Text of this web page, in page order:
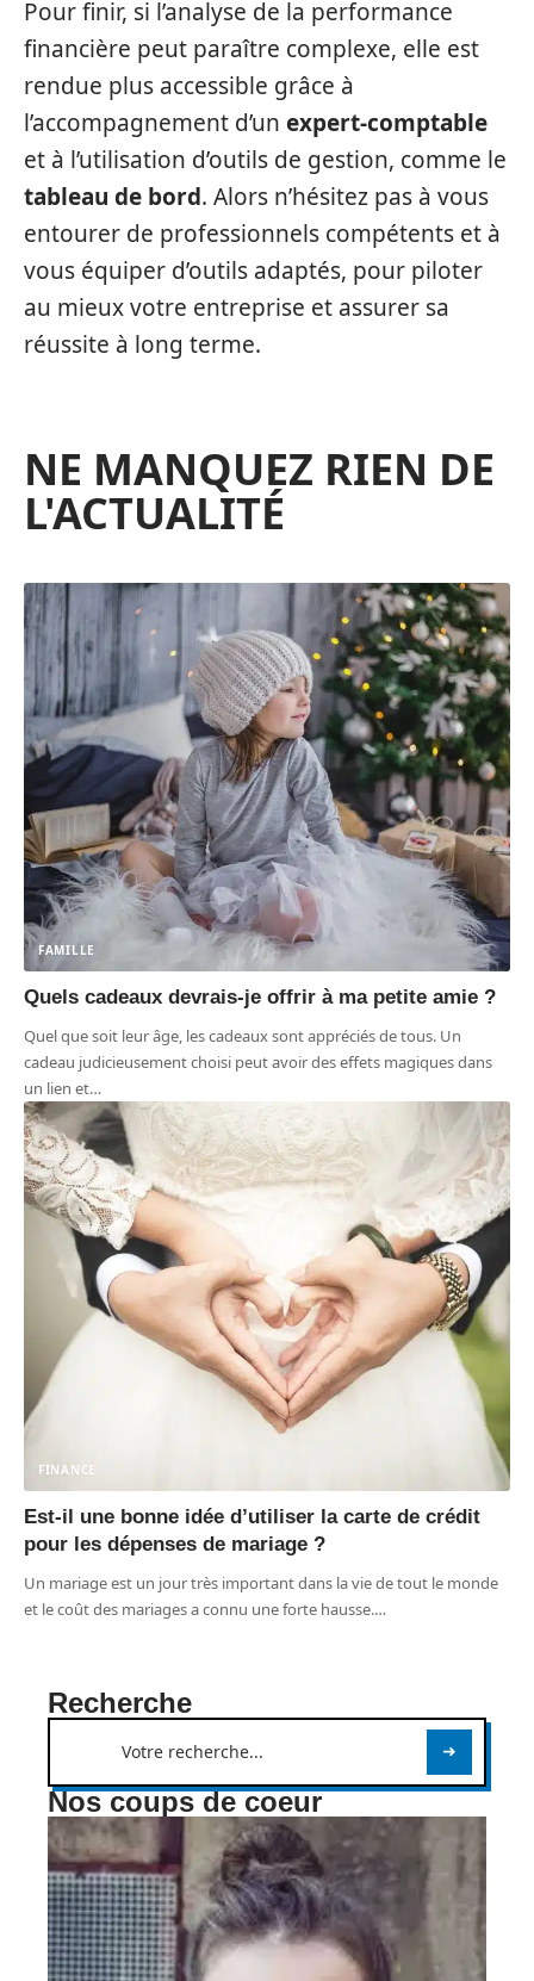
Pour finir, si l’analyse de la performance
financière peut paraître complexe, elle est
rendue plus accessible grâce à
l’accompagnement d’un expert-comptable
et à l’utilisation d’outils de gestion, comme le
tableau de bord. Alors n’hésitez pas à vous
entourer de professionnels compétents et à
vous équiper d’outils adaptés, pour piloter
au mieux votre entreprise et assurer sa
réussite à long terme.
NE MANQUEZ RIEN DE
L'ACTUALITÉ
FAMILLE
Quels cadeaux devrais-je offrir à ma petite amie ?
Quel que soit leur âge, les cadeaux sont appréciés de tous. Un
cadeau judicieusement choisi peut avoir des effets magiques dans
un lien et…
FINANCE
Est-il une bonne idée d’utiliser la carte de crédit
pour les dépenses de mariage ?
Un mariage est un jour très important dans la vie de tout le monde
et le coût des mariages a connu une forte hausse.…
Recherche
Nos coups de coeur